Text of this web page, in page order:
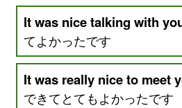
It was nice talking
てよかったです
It was really nice to
できてとてもよかったです